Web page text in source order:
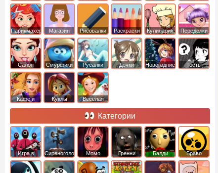
Парикмахер Магазин Рисовалки Раскраски Кулинария Переделки
Салон Смурфики Русалки Дочки Новогодние Тесты
Кафе и
Куклы
Веселая
Категории
Игра в
Кальмара
Сиреноголовый Момо Гренни Балди
Браво
Старс